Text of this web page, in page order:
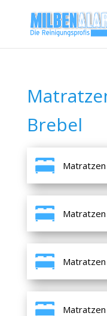
Brebel